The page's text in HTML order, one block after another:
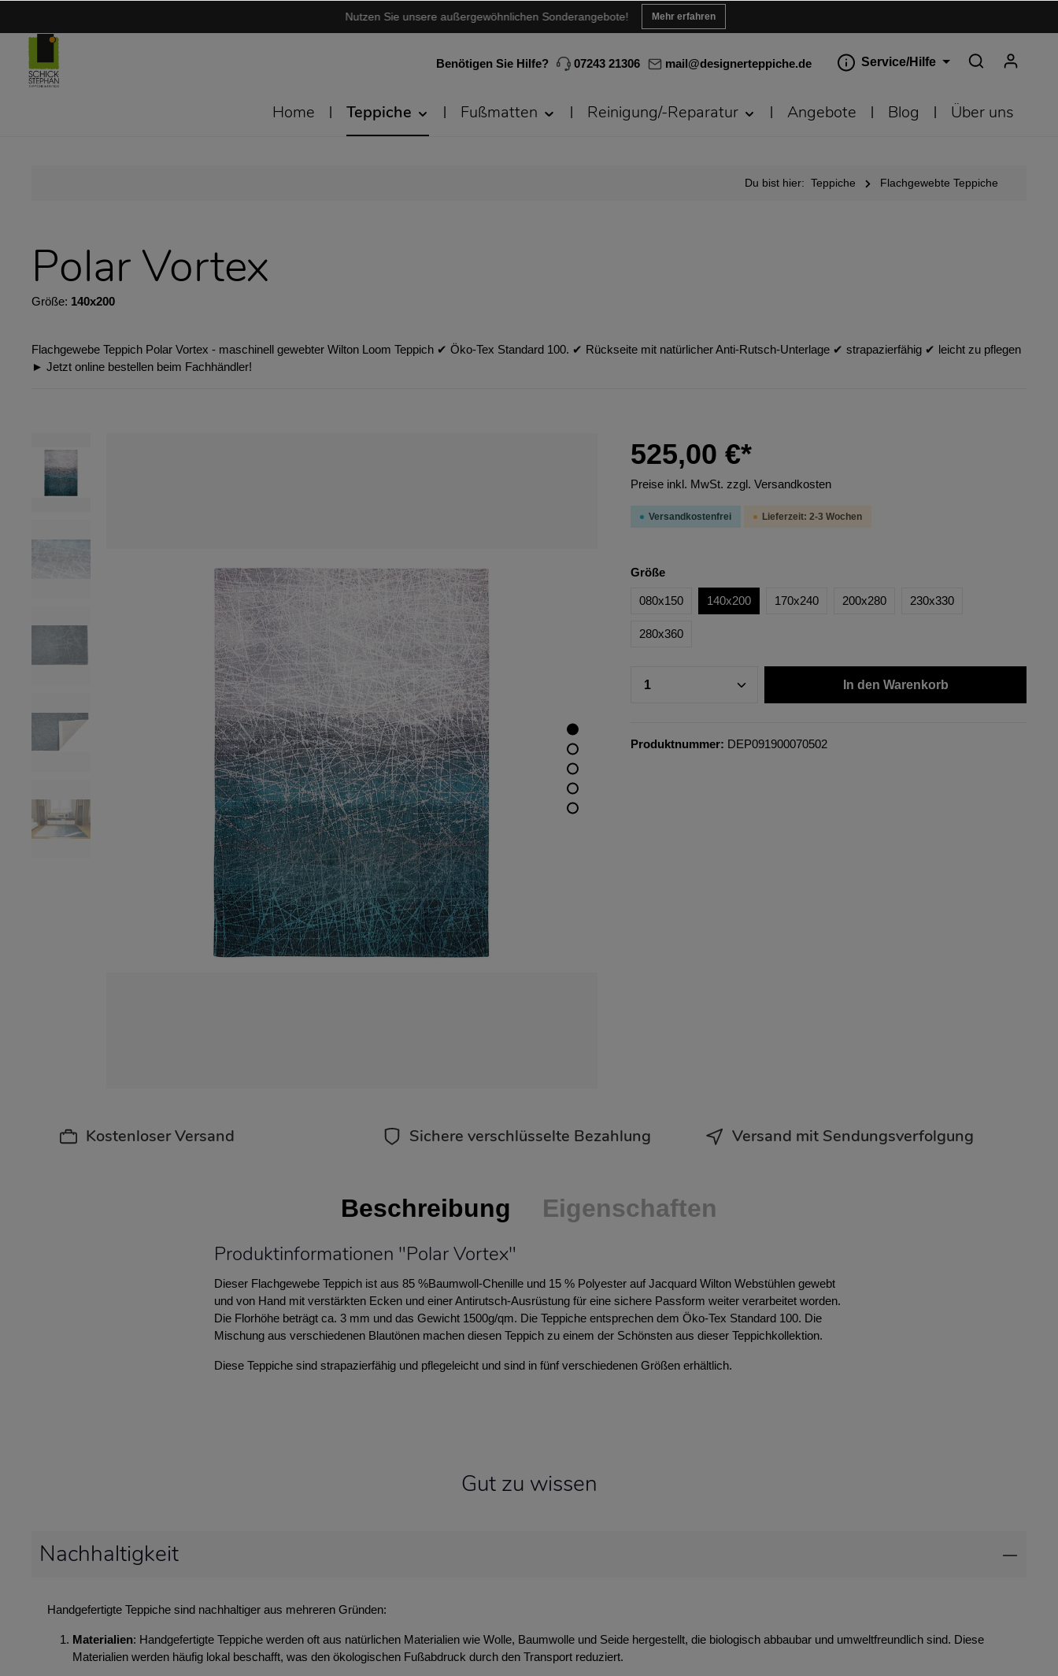
Nutzen Sie unsere außergewöhnlichen Sonderangebote! Mehr erfahren
Benötigen Sie Hilfe? 07243 21306 mail@designerteppiche.de Service/Hilfe
Home Teppiche Fußmatten Reinigung/-Reparatur Angebote Blog Über uns
Du bist hier: Teppiche Flachgewebte Teppiche
Polar Vortex
Größe: 140x200
Flachgewebe Teppich Polar Vortex - maschinell gewebter Wilton Loom Teppich ✔︎ Öko-Tex Standard 100. ✔︎ Rückseite mit natürlicher Anti-Rutsch-Unterlage ✔︎ strapazierfähig ✔︎ leicht zu pflegen
► Jetzt online bestellen beim Fachhändler!
525,00 €*
Preise inkl. MwSt. zzgl. Versandkosten
Versandkostenfrei Lieferzeit: 2-3 Wochen
Größe
080x150 140x200 170x240 200x280 230x330
280x360
In den Warenkorb
Produktnummer: DEP091900070502
Kostenloser Versand Sichere verschlüsselte Bezahlung Versand mit Sendungsverfolgung
Beschreibung Eigenschaften
Produktinformationen "Polar Vortex"
Dieser Flachgewebe Teppich ist aus 85 %Baumwoll-Chenille und 15 % Polyester auf Jacquard Wilton Webstühlen gewebt
und von Hand mit verstärkten Ecken und einer Antirutsch-Ausrüstung für eine sichere Passform weiter verarbeitet worden.
Die Florhöhe beträgt ca. 3 mm und das Gewicht 1500g/qm. Die Teppiche entsprechen dem Öko-Tex Standard 100. Die
Mischung aus verschiedenen Blautönen machen diesen Teppich zu einem der Schönsten aus dieser Teppichkollektion.
Diese Teppiche sind strapazierfähig und pflegeleicht und sind in fünf verschiedenen Größen erhältlich.
Gut zu wissen
Nachhaltigkeit
Handgefertigte Teppiche sind nachhaltiger aus mehreren Gründen:
Materialien: Handgefertigte Teppiche werden oft aus natürlichen Materialien wie Wolle, Baumwolle und Seide hergestellt, die biologisch abbaubar und umweltfreundlich sind. Diese
Materialien werden häufig lokal beschafft, was den ökologischen Fußabdruck durch den Transport reduziert.